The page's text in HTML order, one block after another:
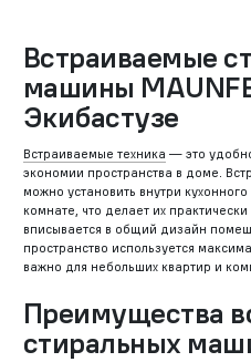
Встраиваемые
машины
Экибастузе
Встраиваемые техника — это
экономии пространства в доме.
можно установить внутри
комнате, что делает их
вписывается в общий дизайн
пространство используется
важно для небольших квартир и
Преимущества
стиральных